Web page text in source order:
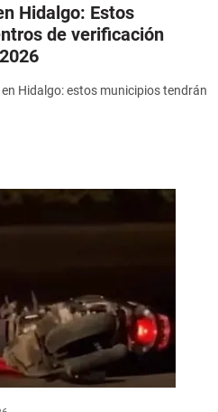
Hidalgo: Estos
de verificación
Hidalgo: estos municipios tendrán